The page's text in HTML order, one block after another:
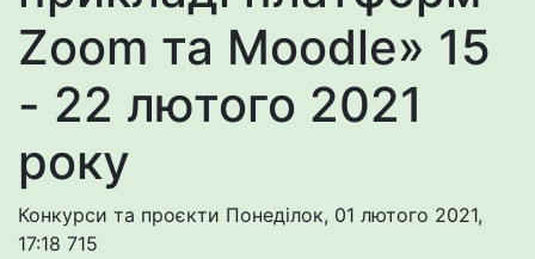
Zoom та Moodle» 15
- 22 лютого 2021
року
Конкурси та проєкти Понеділок, 01 лютого 2021,
17:18 715